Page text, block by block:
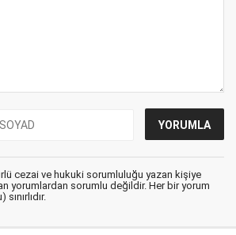
cezai ve hukuki sorumluluğu yazan kişiye
yorumlardan sorumlu değildir. Her bir yorum